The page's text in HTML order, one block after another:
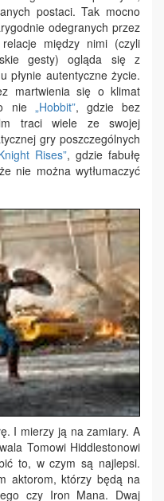
postaci. Tak mocno
odegranych przez
między nimi (czyli
gesty) ogląda się z
płynie autentyczne życie.
martwienia się o klimat
nie „Hobbit”, gdzie bez
traci wiele ze swojej
gry poszczególnych
Rises”, gdzie fabułę
nie można wytłumaczyć
I mierzy ją na zamiary. A
Tomowi Hiddlestonowi
to, w czym są najlepsi.
aktorom, którzy będą na
czy Iron Mana. Dwaj